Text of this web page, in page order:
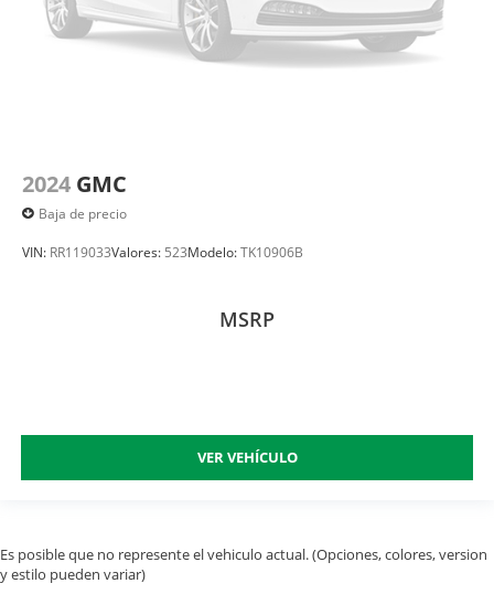
2024 GMC
Baja de precio
VIN: RR119033Valores: 523Modelo:TK10906B
MSRP
VER VEHÍCULO
Es posible que no represente el vehiculo actual. (Opciones, colores, version
y estilo pueden variar)